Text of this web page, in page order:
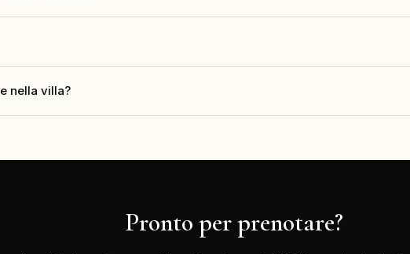
nella villa?
Pronto per prenotare?